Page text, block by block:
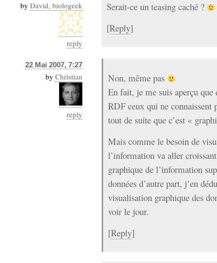
by David, biologeek
reply
Serait-ce un teasing caché ?
[Reply]
22 Mai 2007, 7:27
by Christian
reply
Non, même pas
En fait, je me suis aperçu que
RDF ceux qui ne connaissent
tout de suite que c’est «
Mais comme le besoin de
l’information va aller
graphique de l’information
données d’autre part, j’en
visualisation graphique des
voir le jour.
[Reply]